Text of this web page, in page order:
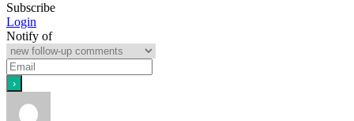
Subscribe
Login
Notify of